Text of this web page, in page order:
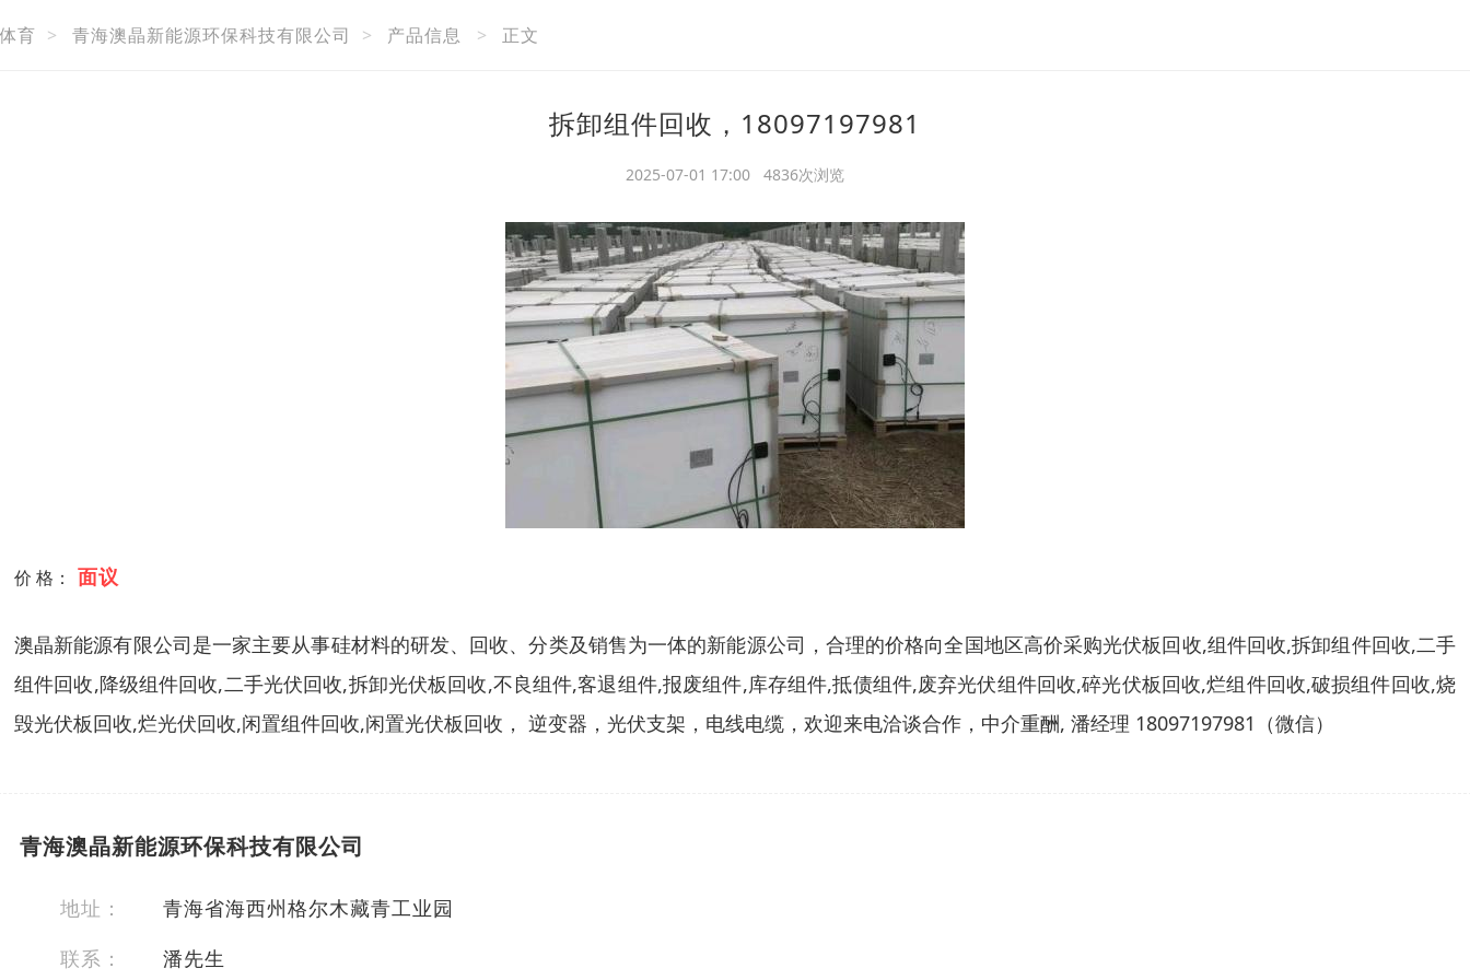
育 > 青海澳晶新能源环保科技有限公司 > 产品信息 > 正文
拆卸组件回收，18097197981
2025-07-01 17:00 4836次浏览
价 格： 面议
澳晶新能源有限公司是一家主要从事硅材料的研发、回收、分类及销售为一体的新能源公司，合理的价格向全国地区高价采购光伏板回收,组件回收,拆卸组件回收,二手
组件回收,降级组件回收,二手光伏回收,拆卸光伏板回收,不良组件,客退组件,报废组件,库存组件,抵债组件,废弃光伏组件回收,碎光伏板回收,烂组件回收,破损组件回收,烧
毁光伏板回收,烂光伏回收,闲置组件回收,闲置光伏板回收， 逆变器，光伏支架，电线电缆，欢迎来电洽谈合作，中介重酬, 潘经理 18097197981（微信）
青海澳晶新能源环保科技有限公司
地址：
青海省海西州格尔木藏青工业园
联系：
潘先生